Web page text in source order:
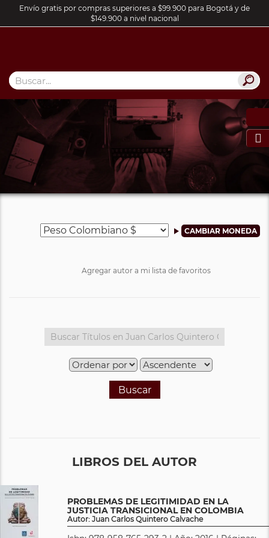
Envío gratis por compras superiores a $99.900 para Bogotá y de
$149.900 a nivel nacional

Agregar autor a mi lista de favoritos
Buscar
LIBROS DEL AUTOR
PROBLEMAS DE LEGITIMIDAD EN LA
JUSTICIA TRANSICIONAL EN COLOMBIA
Autor: Juan Carlos Quintero Calvache